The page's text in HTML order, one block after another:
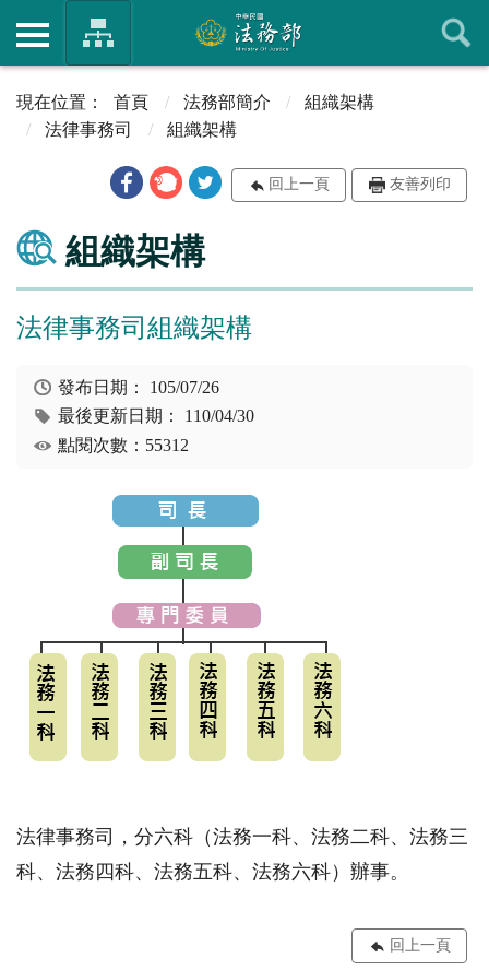
首頁 法務部簡介
組織架構
法律事務司
組織架構
回上一頁 友善列印
組織架構
法律事務司組織架構
發布日期： 105/07/26
最後更新日期： 110/04/30
點閱次數：55312
法律事務司，分六科（法務一科、法務二科、法務三
科、法務四科、法務五科、法務六科）辦事。
回上一頁